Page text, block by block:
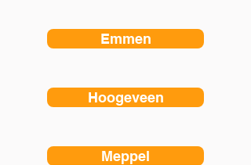
Emmen
Hoogeveen
Meppel